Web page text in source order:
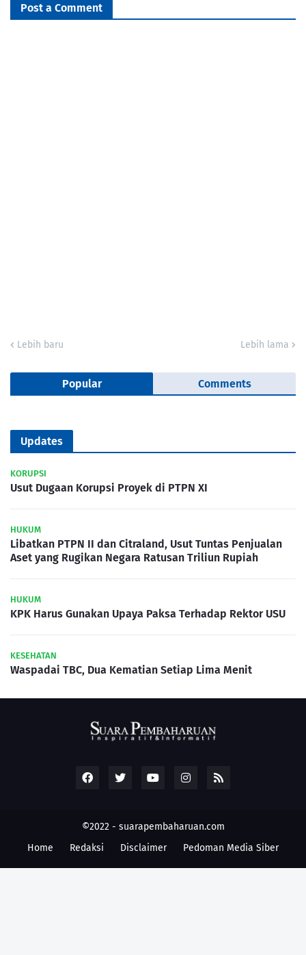
Post a Comment
Lebih baru Lebih lama
Popular Comments
Updates
KORUPSI
Usut Dugaan Korupsi Proyek di PTPN XI
HUKUM
Libatkan PTPN II dan Citraland, Usut Tuntas Penjualan
Aset yang Rugikan Negara Ratusan Triliun Rupiah
HUKUM
KPK Harus Gunakan Upaya Paksa Terhadap Rektor USU
KESEHATAN
Waspadai TBC, Dua Kematian Setiap Lima Menit
©2022 - suarapembaharuan.com
Home
Redaksi Disclaimer Pedoman Media Siber